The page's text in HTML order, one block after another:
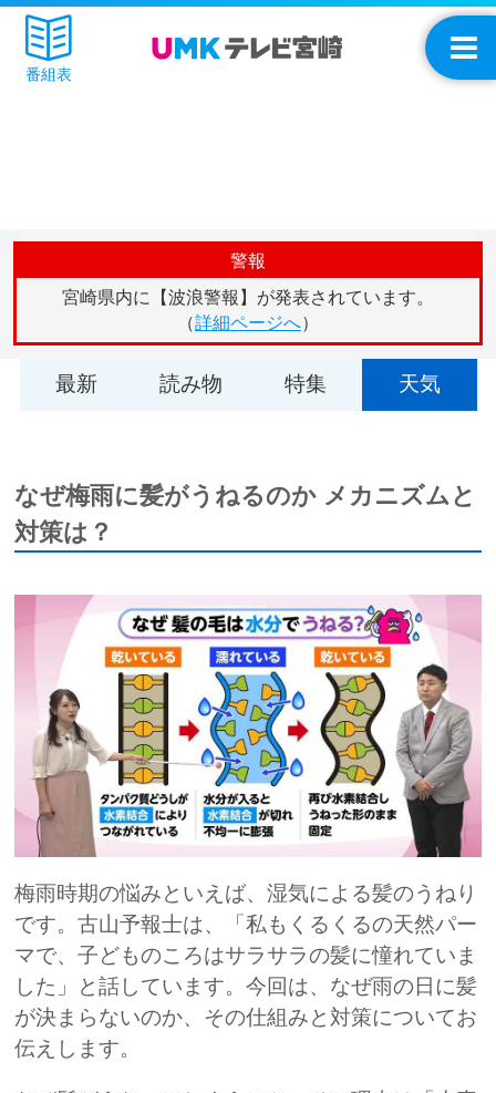
番組表
警報
宮崎県内に【波浪警報】が発表されています。
（詳細ページへ）
最新 読み物 特集 天気
なぜ梅雨に髪がうねるのか メカニズムと
対策は？
梅雨時期の悩みといえば、湿気による髪のうねり
です。古山予報士は、「私もくるくるの天然パー
マで、子どものころはサラサラの髪に憧れていま
した」と話しています。今回は、なぜ雨の日に髪
が決まらないのか、その仕組みと対策についてお
伝えします。